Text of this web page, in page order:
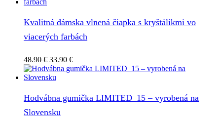
Kvalitná dámska vlnená čiapka s kryštálikmi vo
viacerých farbách
48.90€ Pôvodná
cena
bola:
33.90 €Aktuálna
cena
Hodvábna gumička LIMITED_15 – vyrobená na
Slovensku